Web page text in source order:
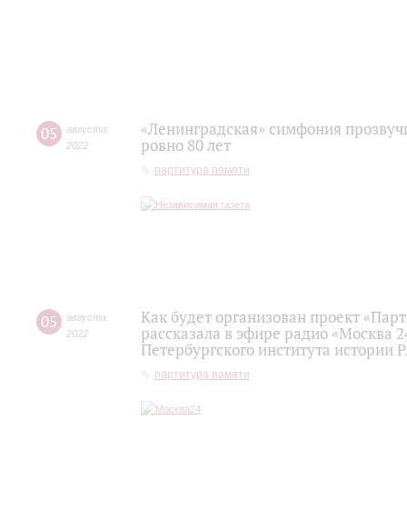
05 августа
2022
«Ленинградская» симфония
ровно 80 лет
партитура памяти
05 августа
2022
Как будет организован проект
рассказала в эфире радио «Москва
Петербургского института
партитура памяти